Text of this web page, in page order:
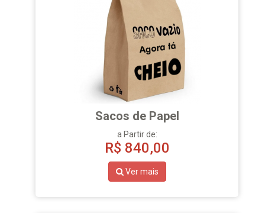
Sacos de Papel
a Partir de:
R$ 840,00
Ver mais